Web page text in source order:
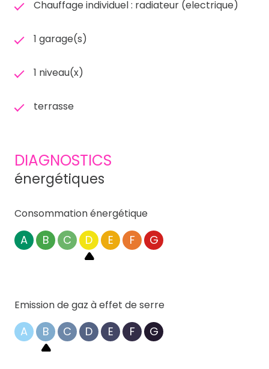
Chauffage individuel : radiateur (electrique)
1 garage(s)
1 niveau(x)
terrasse
DIAGNOSTICS
énergétiques
Consommation énergétique
A B C D E F G
Emission de gaz à effet de serre
A B C D E F G